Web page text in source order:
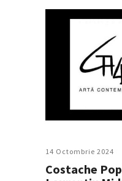
14 Octombrie 2024
Costache